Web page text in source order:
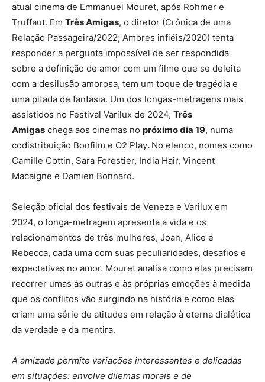
atual cinema de Emmanuel Mouret, após Rohmer e
Truffaut. Em Três Amigas, o diretor (Crônica de uma
Relação Passageira/2022; Amores infiéis/2020) tenta
responder a pergunta impossível de ser respondida
sobre a definição de amor com um filme que se deleita
com a desilusão amorosa, tem um toque de tragédia e
uma pitada de fantasia. Um dos longas-metragens mais
assistidos no Festival Varilux de 2024, Três
Amigas chega aos cinemas no próximo dia 19, numa
codistribuição Bonfilm e O2 Play. No elenco, nomes como
Camille Cottin, Sara Forestier, India Hair, Vincent
Macaigne e Damien Bonnard.
Seleção oficial dos festivais de Veneza e Varilux em
2024, o longa-metragem apresenta a vida e os
relacionamentos de três mulheres, Joan, Alice e
Rebecca, cada uma com suas peculiaridades, desafios e
expectativas no amor. Mouret analisa como elas precisam
recorrer umas às outras e às próprias emoções à medida
que os conflitos vão surgindo na história e como elas
criam uma série de atitudes em relação à eterna dialética
da verdade e da mentira.
A amizade permite variações interessantes e delicadas
em situações: envolve dilemas morais e de